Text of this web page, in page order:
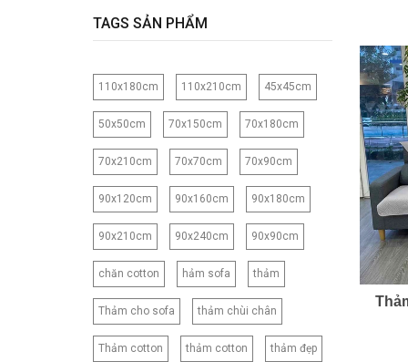
120CM
120X150CM
130X150CM
130X160CM
130X180CM
135X200CM
140X200CM
150X200CM
150X210CM
160X200CM
160X220CM
165CM
TAGS SẢN PHẨM
110x180cm 110x210cm 45x45cm
50x50cm 70x150cm 70x180cm
70x210cm 70x70cm 70x90cm
90x120cm 90x160cm 90x180cm
90x210cm 90x240cm 90x90cm
chăn cotton hảm sofa thảm
Thảm cho sofa thảm chùi chân
Thảm cotton thảm cotton thảm đẹp